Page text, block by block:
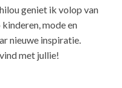
geniet ik volop van
mode en
nieuwe inspiratie.
met jullie!